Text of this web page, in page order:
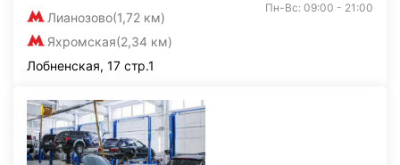
Лианозово(1,72 км)
Яхромская(2,34 км)
Пн-Вс: 09:00 - 21:00
Лобненская, 17 стр.1